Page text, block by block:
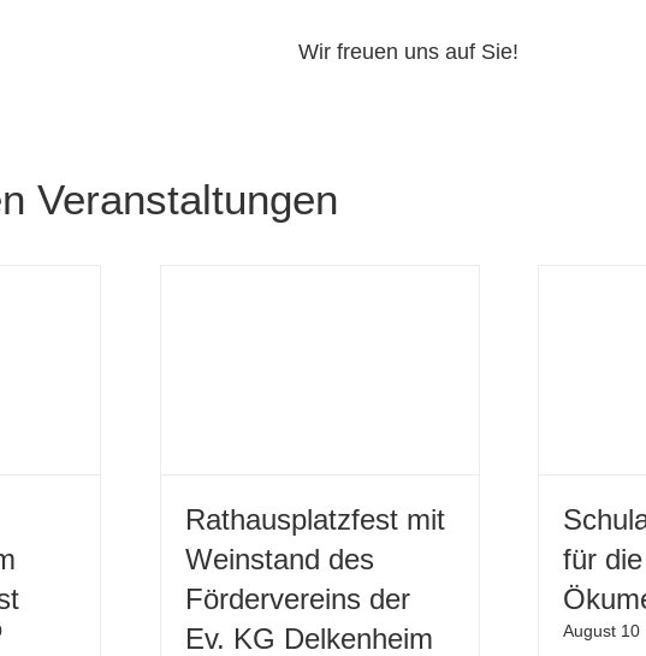
Wir freuen uns auf Sie!
Veranstaltungen
Rathausplatzfest mit
Weinstand des
Fördervereins der
Ev. KG Delkenheim
für
August 10